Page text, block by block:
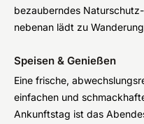
bezauberndes
nebenan lädt zu
Speisen & Genießen
Eine frische,
einfachen und
Ankunftstag ist das